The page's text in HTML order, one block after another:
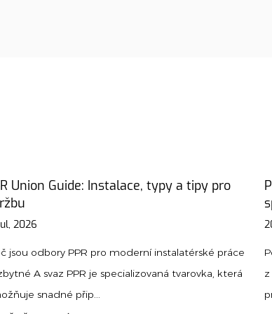
Průvodce materiálem potrubí: Jak vybrat
správný typ pro váš projekt
20 Jul, 2026
Porucha potrubí jen zřídka pochází ze smůly. Pochází
z materiálu vybraného pro špatnou práci – měď
prochází kyselou půdou, PVC překračuje svůj t...